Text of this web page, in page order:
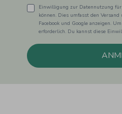
Einwilligung zur Datennutzung
können. Dies umfasst den
Facebook und Google anzeigen.
erforderlich. Du kannst diese